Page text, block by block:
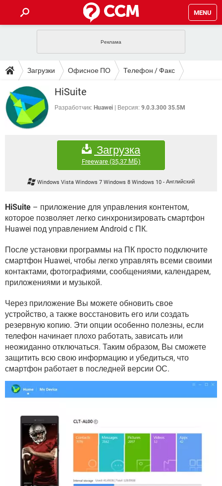
MENU
INSTAGRAM FACEBOOK
ИГРЫ
ВКОНТАКТЕ ВИДЕО
GOOGLE
ПОЛЕЗНЫЕ СОВЕТЫ
TIKTOK
WHATSAPP
FACEBOOK
GOOGLE
ЗАГРУЗКИ
TIKTOK TELEGRAM
WHATSAPP
ИГРЫ
ВКОНТАКТЕ
ФОРУМ
INSTAGRAM
ИГРЫ
WINDOWS 10 ВКОНТАКТЕ
YANDEX
ЭНЦИКЛОПЕДИЯ
TELEGRAM
WINDOWS 10 ВКОНТАКТЕ
ВИДЕО GOOGLE
Загрузки Офисное ПО Телефон / Факс
HiSuite
Разработчик: Huawei Версия: 9.0.3.300 35.5M
Загрузка
Freeware(35,37 МБ)
Windows Vista Windows 7 Windows 8 Windows 10-Английский
HiSuite – приложение для управления контентом,
которое позволяет легко синхронизировать смартфон
Huawei под управлением Android с ПК.
После установки программы на ПК просто подключите
смартфон Huawei, чтобы легко управлять всеми своими
контактами, фотографиями, сообщениями, календарем,
приложениями и музыкой.
Через приложение Вы можете обновить свое
устройство, а также восстановить его или создать
резервную копию. Эти опции особенно полезны, если
телефон начинает плохо работать, зависать или
неожиданно отключаться. Таким образом, Вы сможете
защитить всю свою информацию и убедиться, что
смартфон работает в последней версии ОС.